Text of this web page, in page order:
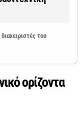
του
ορίζοντα